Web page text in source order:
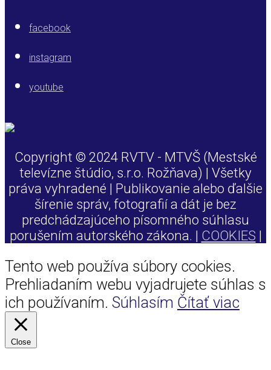
facebook
instagram
youtube
Copyright © 2024 RVTV - MTVŠ (Mestské
televízne štúdio, s.r.o. Rožňava) | Všetky
práva vyhradené | Publikovanie alebo ďalšie
šírenie správ, fotografií a dát je bez
predchádzajúceho písomného súhlasu
porušením autorského zákona. | COOKIES |
Tento web používa súbory cookies.
Prehliadaním webu vyjadrujete súhlas s
ich používaním. Súhlasím Čítať viac
Close